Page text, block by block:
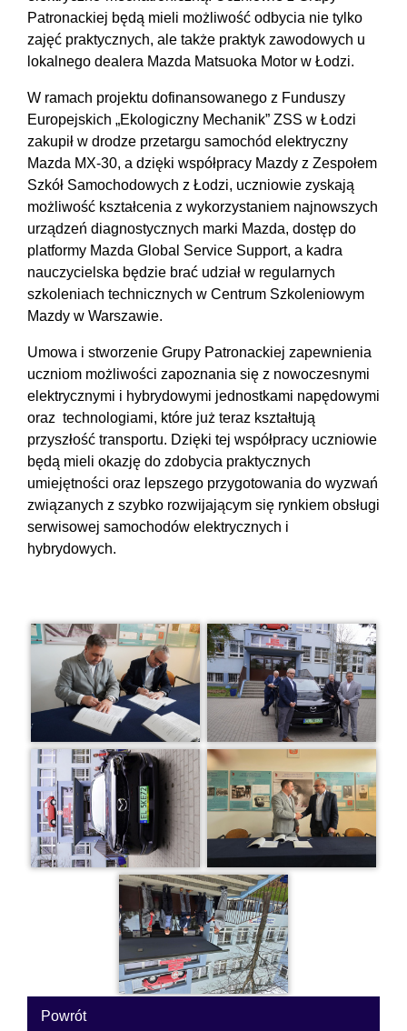
Patronackiej będą mieli możliwość odbycia nie tylko
zajęć praktycznych, ale także praktyk zawodowych u
lokalnego dealera Mazda Matsuoka Motor w Łodzi.
W ramach projektu dofinansowanego z Funduszy
Europejskich „Ekologiczny Mechanik” ZSS w Łodzi
zakupił w drodze przetargu samochód elektryczny
Mazda MX-30, a dzięki współpracy Mazdy z Zespołem
Szkół Samochodowych z Łodzi, uczniowie zyskają
możliwość kształcenia z wykorzystaniem najnowszych
urządzeń diagnostycznych marki Mazda, dostęp do
platformy Mazda Global Service Support, a kadra
nauczycielska będzie brać udział w regularnych
szkoleniach technicznych w Centrum Szkoleniowym
Mazdy w Warszawie.
Umowa i stworzenie Grupy Patronackiej zapewnienia
uczniom możliwości zapoznania się z nowoczesnymi
elektrycznymi i hybrydowymi jednostkami napędowymi
oraz technologiami, które już teraz kształtują
przyszłość transportu. Dzięki tej współpracy uczniowie
będą mieli okazję do zdobycia praktycznych
umiejętności oraz lepszego przygotowania do wyzwań
związanych z szybko rozwijającym się rynkiem obsługi
serwisowej samochodów elektrycznych i
hybrydowych.
Powrót